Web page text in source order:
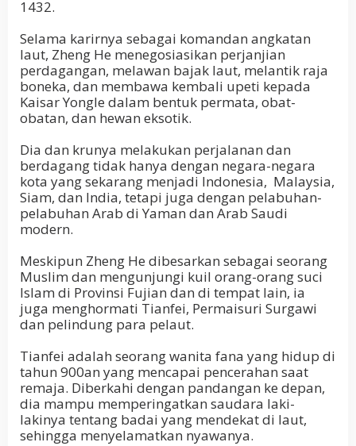
1432.
Selama karirnya sebagai komandan angkatan
laut, Zheng He menegosiasikan perjanjian
perdagangan, melawan bajak laut, melantik raja
boneka, dan membawa kembali upeti kepada
Kaisar Yongle dalam bentuk permata, obat-
obatan, dan hewan eksotik.
Dia dan krunya melakukan perjalanan dan
berdagang tidak hanya dengan negara-negara
kota yang sekarang menjadi Indonesia, Malaysia,
Siam, dan India, tetapi juga dengan pelabuhan-
pelabuhan Arab di Yaman dan Arab Saudi
modern.
Meskipun Zheng He dibesarkan sebagai seorang
Muslim dan mengunjungi kuil orang-orang suci
Islam di Provinsi Fujian dan di tempat lain, ia
juga menghormati Tianfei, Permaisuri Surgawi
dan pelindung para pelaut.
Tianfei adalah seorang wanita fana yang hidup di
tahun 900an yang mencapai pencerahan saat
remaja. Diberkahi dengan pandangan ke depan,
dia mampu memperingatkan saudara laki-
lakinya tentang badai yang mendekat di laut,
sehingga menyelamatkan nyawanya.